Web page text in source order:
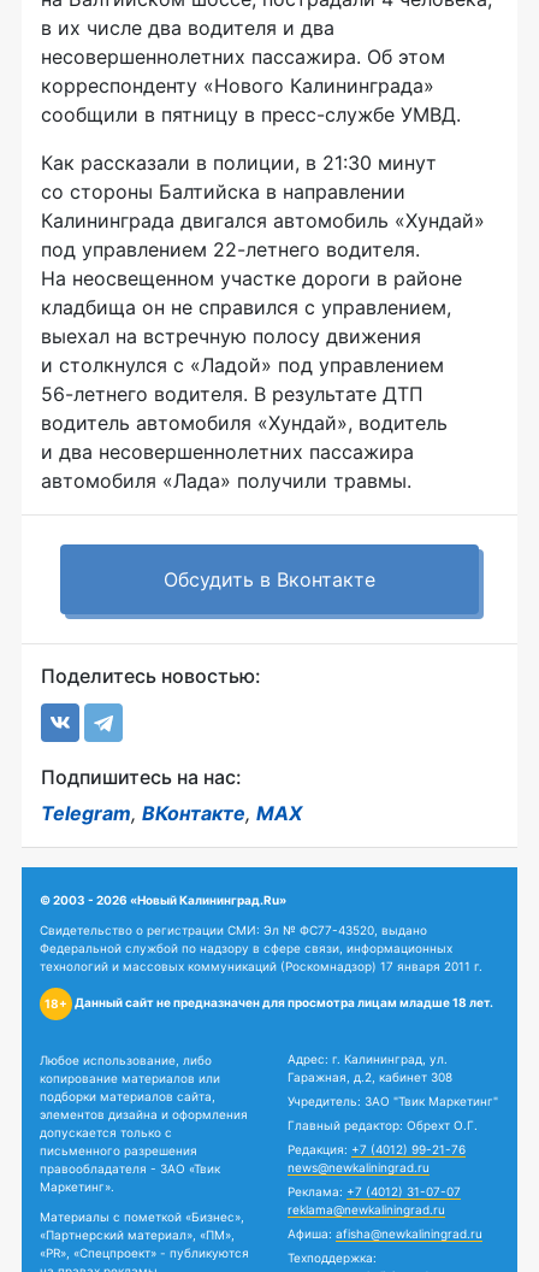
в их числе два водителя и два
несовершеннолетних пассажира. Об этом
корреспонденту «Нового Калининграда»
сообщили в пятницу в пресс-службе УМВД.
Как рассказали в полиции, в 21:30 минут
со стороны Балтийска в направлении
Калининграда двигался автомобиль «Хундай»
под управлением 22-летнего водителя.
На неосвещенном участке дороги в районе
кладбища он не справился с управлением,
выехал на встречную полосу движения
и столкнулся с «Ладой» под управлением
56-летнего водителя. В результате ДТП
водитель автомобиля «Хундай», водитель
и два несовершеннолетних пассажира
автомобиля «Лада» получили травмы.
Обсудить в Вконтакте
Поделитесь новостью:
Подпишитесь на нас:
Telegram, ВКонтакте, MAX
© 2003 - 2026 «Новый Калининград.Ru»
Свидетельство о регистрации СМИ: Эл № ФС77-43520, выдано
Федеральной службой по надзору в сфере связи, информационных
технологий и массовых коммуникаций (Роскомнадзор) 17 января 2011 г.
18+ Данный сайт не предназначен для просмотра лицам младше 18 лет.
Любое использование, либо
копирование материалов или
подборки материалов сайта,
элементов дизайна и оформления
допускается только с
письменного разрешения
правообладателя - ЗАО «Твик
Маркетинг».
Материалы с пометкой «Бизнес»,
«Партнерский материал», «ПМ»,
«PR», «Спецпроект» - публикуются
Адрес: г. Калининград, ул.
Гаражная, д.2, кабинет 308
Учредитель: ЗАО "Твик Маркетинг"
Главный редактор: Обрехт О.Г.
Редакция: +7 (4012) 99-21-76
news@newkaliningrad.ru
Реклама: +7 (4012) 31-07-07
reklama@newkaliningrad.ru
Афиша: afisha@newkaliningrad.ru
Техподдержка: